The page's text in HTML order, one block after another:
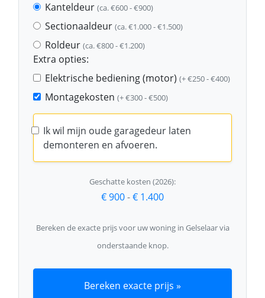
Kanteldeur (ca. €600 - €900)
Sectionaaldeur (ca. €1.000 - €1.500)
Roldeur (ca. €800 - €1.200)
Extra opties:
Elektrische bediening (motor) (+ €250 - €400)
Montagekosten (+ €300 - €500)
Ik wil mijn oude garagedeur laten
demonteren en afvoeren.
Geschatte kosten (2026):
€ 900-€ 1.400
Bereken de exacte prijs voor uw woning in Gelselaar via
onderstaande knop.
Bereken exacte prijs »